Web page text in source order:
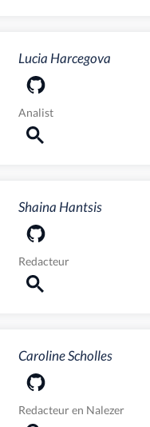
Lucia Harcegova
Analist
Shaina Hantsis
Redacteur
Caroline Scholles
Redacteuren Nalezer